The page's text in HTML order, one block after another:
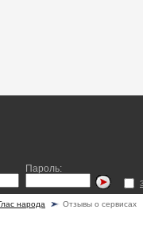
Пароль:
народа Отзывы о сервисах